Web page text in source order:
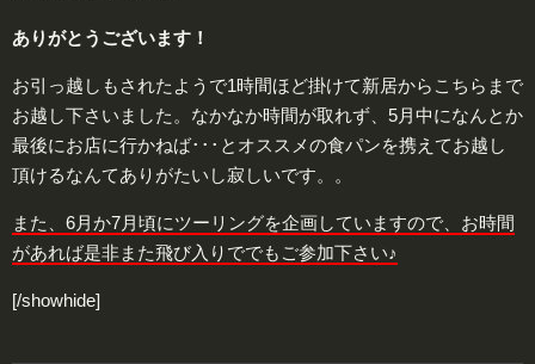
ありがとうございます！
お引っ越しもされたようで1時間ほど掛けて新居からこちらまで
お越し下さいました。なかなか時間が取れず、5月中になんとか
最後にお店に行かねば･･･とオススメの食パンを携えてお越し
頂けるなんてありがたいし寂しいです。。
また、6月か7月頃にツーリングを企画していますので、お時間
があれば是非また飛び入りででもご参加下さい♪
[/showhide]